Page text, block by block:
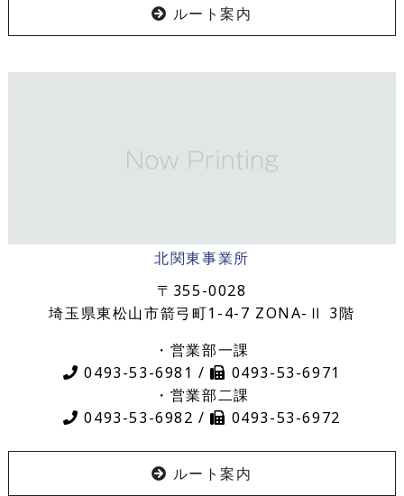
ルート案内
北関東事業所
〒355-0028
埼玉県東松山市箭弓町1-4-7 ZONA-Ⅱ 3階
・営業部一課
0493-53-6981 /
0493-53-6971
・営業部二課
0493-53-6982 /
0493-53-6972
ルート案内